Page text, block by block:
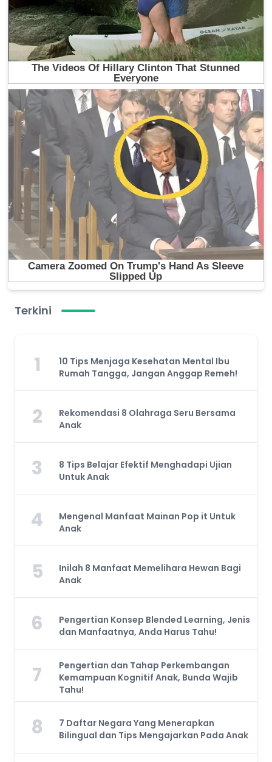
Terkini
1
10 Tips Menjaga Kesehatan Mental Ibu
Rumah Tangga, Jangan Anggap Remeh!
2
Rekomendasi 8 Olahraga Seru Bersama
Anak
3
8 Tips Belajar Efektif Menghadapi Ujian
Untuk Anak
4
Mengenal Manfaat Mainan Pop it Untuk
Anak
5
Inilah 8 Manfaat Memelihara Hewan Bagi
Anak
6
Pengertian Konsep Blended Learning, Jenis
dan Manfaatnya, Anda Harus Tahu!
7
Pengertian dan Tahap Perkembangan
Kemampuan Kognitif Anak, Bunda Wajib
Tahu!
8
7 Daftar Negara Yang Menerapkan
Bilingual dan Tips Mengajarkan Pada Anak